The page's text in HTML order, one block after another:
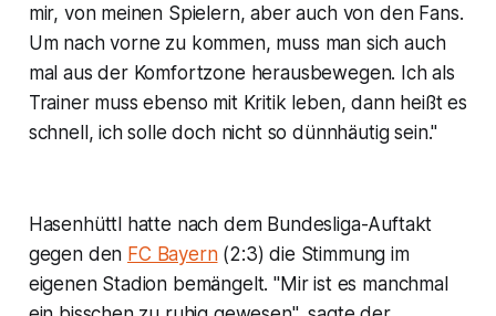
mir, von meinen Spielern, aber auch von den Fans.
Um nach vorne zu kommen, muss man sich auch
mal aus der Komfortzone herausbewegen. Ich als
Trainer muss ebenso mit Kritik leben, dann heißt es
schnell, ich solle doch nicht so dünnhäutig sein."
Hasenhüttl hatte nach dem Bundesliga-Auftakt
gegen den FC Bayern(2:3) die Stimmung im
eigenen Stadion bemängelt. "Mir ist es manchmal